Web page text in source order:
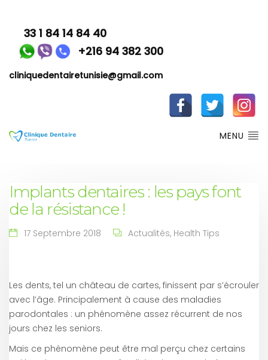
33 1 84 14 84 40
+216 94 382 300
cliniquedentairetunisie@gmail.com
MENU
Implants dentaires : les pays font
de la résistance !
17 Septembre 2018 Actualités, Health Tips
Les dents, tel un château de cartes, finissent par s’écrouler
avec l’âge. Principalement à cause des maladies
parodontales : un phénomène assez récurrent de nos
jours chez les seniors.
Mais ce phénomène peut être mal perçu chez certains